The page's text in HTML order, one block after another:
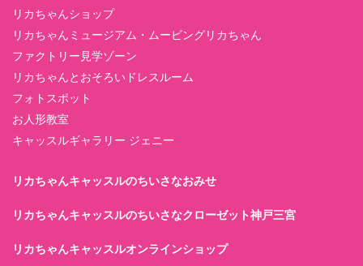
リカちゃんショップ
リカちゃんミュージアム・ムービングリカちゃん
ファクトリー見学ゾーン
リカちゃんとおそろいドレスルーム
フォトスポット
お人形教室
キャッスルギャラリー ジェニー
リカちゃんキャッスルのちいさなおみせ
リカちゃんキャッスルのちいさなクローゼット神戸三宮
リカちゃんキャッスルオンラインショップ